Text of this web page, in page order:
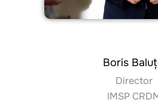
Boris
Director
IMSP